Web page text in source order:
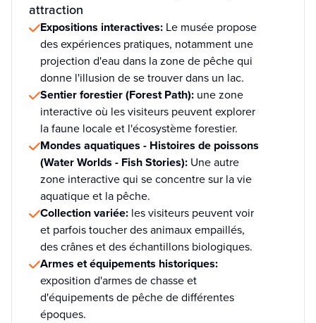
attraction
Expositions interactives: Le musée propose
des expériences pratiques, notamment une
projection d'eau dans la zone de pêche qui
donne l'illusion de se trouver dans un lac.
Sentier forestier (Forest Path): une zone
interactive où les visiteurs peuvent explorer
la faune locale et l'écosystème forestier.
Mondes aquatiques - Histoires de poissons
(Water Worlds - Fish Stories): Une autre
zone interactive qui se concentre sur la vie
aquatique et la pêche.
Collection variée: les visiteurs peuvent voir
et parfois toucher des animaux empaillés,
des crânes et des échantillons biologiques.
Armes et équipements historiques:
exposition d'armes de chasse et
d'équipements de pêche de différentes
époques.